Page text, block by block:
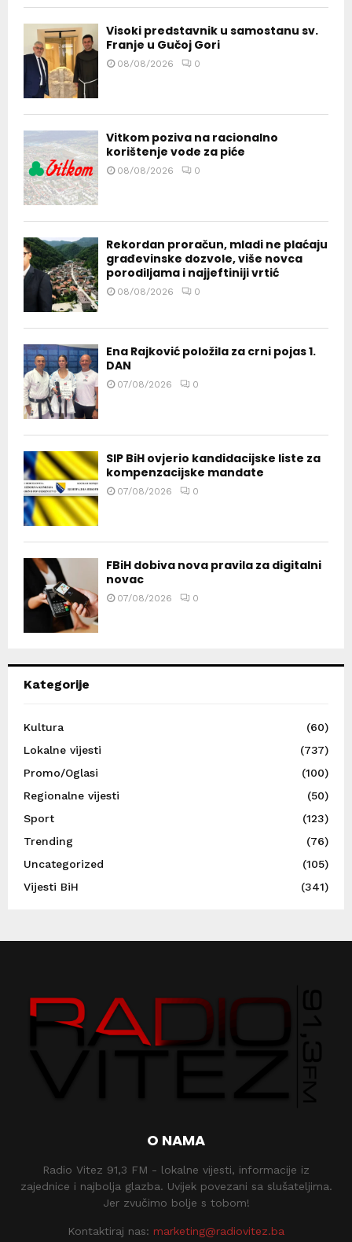
Visoki predstavnik u samostanu sv.
Franje u Gučoj Gori
08/08/2026 0
Vitkom poziva na racionalno
korištenje vode za piće
08/08/2026 0
Rekordan proračun, mladi ne plaćaju
građevinske dozvole, više novca
porodiljama i najjeftiniji vrtić
08/08/2026 0
Ena Rajković položila za crni pojas 1.
DAN
07/08/2026 0
SIP BiH ovjerio kandidacijske liste za
kompenzacijske mandate
07/08/2026 0
FBiH dobiva nova pravila za digitalni
novac
07/08/2026 0
Kategorije
Kultura
(60)
Lokalne vijesti
(737)
Promo/Oglasi
(100)
Regionalne vijesti
(50)
Sport
(123)
Trending
(76)
Uncategorized
(105)
Vijesti BiH
(341)
O NAMA
Radio Vitez 91,3 FM - lokalne vijesti, informacije iz
zajednice i najbolja glazba. Uvijek povezani sa slušateljima.
Jer zvučimo bolje s tobom!
Kontaktiraj nas: marketing@radiovitez.ba